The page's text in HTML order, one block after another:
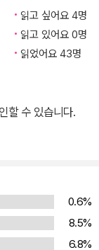
을 발표했다. 이 작
작품성 역시 인정
이후 『싯다르타』,
희』 등 여러 작품
와 국가주의에 비
점 좁아졌고, 나
어려워졌다. 종
년 브라운슈바
독출판협회에서
뇰라에서 세상을
비뚤어진 기대, 권
길러내는 교육제도
수레바퀴 아래서
한스 기벤라트와
억지로 ‘사회의
발하며, 오늘의
작가와 작품 소
똑똑한 소년들만
재였다. 그러나 신
것도 되고 싶지 않
를 그만두었다. 열
읽고 싶어요 4명
읽고 있어요 0명
읽었어요 43명
할 수 있습니다.
0.6%
8.5%
6.8%